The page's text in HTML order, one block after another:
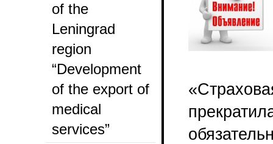
of the
Leningrad
region
“Development
of the export of
medical
services”